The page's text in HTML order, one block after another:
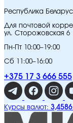
Республика
Для почтовой
ул. Сторожовская 6
Пн-Пт 10:00–19:00
Сб 11:00–16:00
+375 17 3 666 555
Курсы валют: